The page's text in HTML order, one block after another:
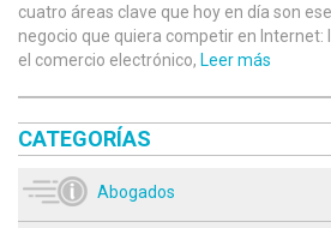
cuatro áreas clave que hoy en día son
negocio que quiera competir en Internet:
el comercio electrónico, Leer más
CATEGORÍAS
Abogados